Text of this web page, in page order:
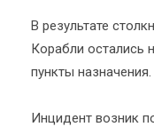
В результате
Корабли остались
пункты назначения.
Инцидент возник